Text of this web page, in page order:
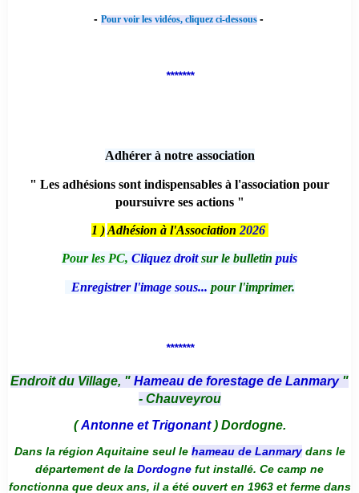
- Pour voir les vidéos, cliquez ci-dessous -
*******
Adhérer à notre association
" Les adhésions sont indispensables à l'association pour
poursuivre ses actions "
1 ) Adhésion à l'Association 2026
Pour les PC, Cliquez droitsur le bulletin puis
Enregistrer l'image sous... pour l'imprimer.
*******
Endroit du Village, " Hameau de forestage de Lanmary "
- Chauveyrou
(Antonne et Trigonant) Dordogne.
Dans la région Aquitaine seul le hameau de Lanmarydans le
département de la Dordogne fut installé. Ce camp ne
fonctionna que deux ans, il a été ouvert en 1963 et ferme dans